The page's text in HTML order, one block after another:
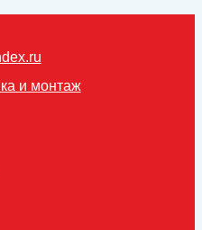
и монтаж